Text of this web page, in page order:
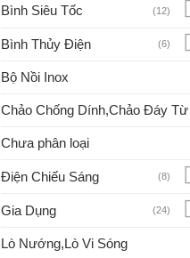
Bình Siêu Tốc (12)
Bình Thủy Điện (6)
Bộ Nồi Inox
Chảo Chống Dính,Chảo Đáy Từ
Chưa phân loại
Điện Chiếu Sáng (8)
Gia Dụng (24)
Lò Nướng,Lò Vi Sóng